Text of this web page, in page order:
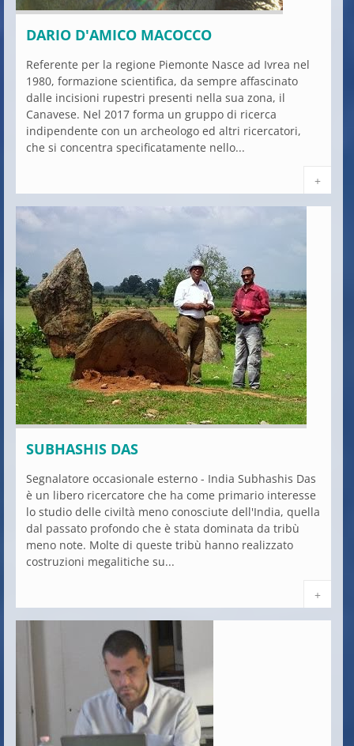
DARIO D'AMICO MACOCCO
Referente per la regione Piemonte Nasce ad Ivrea nel
1980, formazione scientifica, da sempre affascinato
dalle incisioni rupestri presenti nella sua zona, il
Canavese. Nel 2017 forma un gruppo di ricerca
indipendente con un archeologo ed altri ricercatori,
che si concentra specificatamente nello...
+
SUBHASHIS DAS
Segnalatore occasionale esterno - India Subhashis Das
è un libero ricercatore che ha come primario interesse
lo studio delle civiltà meno conosciute dell'India, quella
dal passato profondo che è stata dominata da tribù
meno note. Molte di queste tribù hanno realizzato
costruzioni megalitiche su...
+